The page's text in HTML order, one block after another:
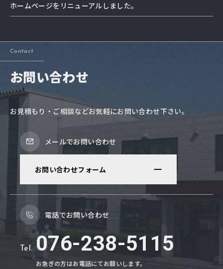
ホームページをリニューアルしました。
Contact
お問い合わせ
お見積もり・ご相談などお気軽にお問い合わせ下さい。
メールでお問い合わせ
お問い合わせフォーム
電話でお問い合わせ
Tel. 076-238-5115
お急ぎの方はお電話にてお願いします。